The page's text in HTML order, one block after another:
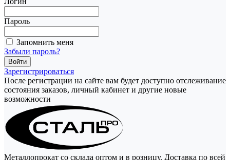
Пароль
Запомнить меня
Забыли пароль?
Зарегистрироваться
После регистрации на сайте вам будет доступно отслеживание
состояния заказов, личный кабинет и другие новые
возможности
Металлопрокат со склада оптом и в розницу. Доставка по всей